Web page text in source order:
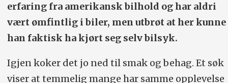
erfaring fra amerikansk bilhold og har aldri
vært ømfintlig i biler, men utbrøt at her kunne
han faktisk ha kjørt seg selv bilsyk.
Igjen koker det jo ned til smak og behag. Et søk
viser at temmelig mange har samme opplevelse